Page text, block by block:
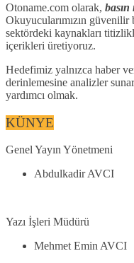
Otoname.com olarak,
Okuyucularımızın güvenilir
sektördeki kaynakları
içerikleri üretiyoruz.
Hedefimiz yalnızca haber
derinlemesine analizler
yardımcı olmak.
KÜNYE
Genel Yayın Yönetmeni
Abdulkadir AVCI
Yazı İşleri Müdürü
Mehmet Emin AVCI